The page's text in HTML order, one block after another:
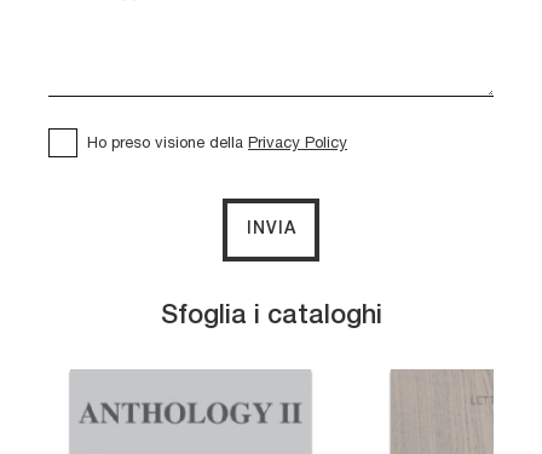
Sfoglia i cataloghi
Ho preso visione della Privacy Policy
INVIA